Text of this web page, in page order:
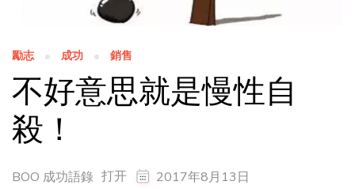
勵志 成功 銷售
不好意思就是慢性自
殺！
BOO 成功語錄 打开 2017年8月13日